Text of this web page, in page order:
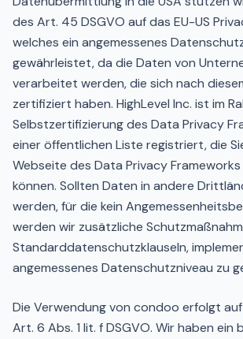
des Art. 45 DSGVO auf das EU-US
welches ein angemessenes
gewährleistet, da die Daten von
verarbeitet werden, die sich nach
zertifiziert haben. HighLevel Inc. ist im
Selbstzertifizierung des Data Privacy
einer öffentlichen Liste registriert, die
Webseite des Data Privacy Frameworks
können. Sollten Daten in andere
werden, für die kein
werden wir zusätzliche
Standarddatenschutzklauseln,
angemessenes Datenschutzniveau zu
Die Verwendung von condoo erfolgt
Art. 6 Abs. 1 lit. f DSGVO. Wir haben ein